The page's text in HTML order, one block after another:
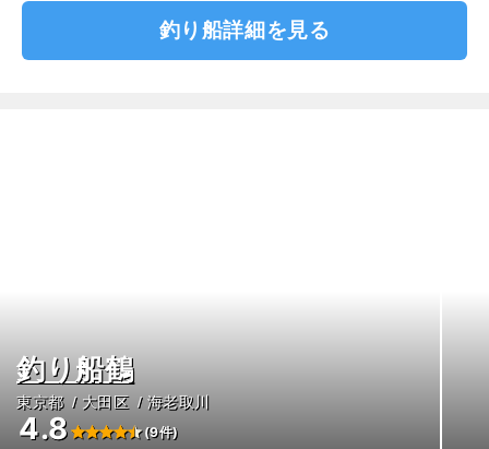
釣り船詳細を見る
釣り船鶴
東京都 大田区 海老取川
4.8 (9件)